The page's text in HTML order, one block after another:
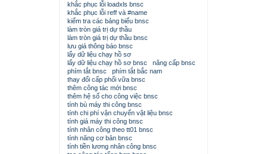
khắc phục lỗi loadxls bnsc
khắc phục lỗi reff và #name
kiểm tra các bảng biểu bnsc
làm tròn giá trị dự thầu
làm tròn giá trị dự thầu bnsc
lưu giá thông báo bnsc
lấy dữ liệu chạy hồ sơ
lấy dữ liệu chạy hồ sơ bnsc
nâng cấp bnsc
phím tắt bnsc
phím tắt bắc nam
thay đổi cấp phối vữa bnsc
thêm công tác mới bnsc
thêm hệ số cho công việc bnsc
tính bù máy thi công bnsc
tính chi phí vận chuyển vật liệu bnsc
tính giá máy thi công bnsc
tính nhân công theo tt01 bnsc
tính năng cơ bản bnsc
tính tiền lương nhân công bnsc